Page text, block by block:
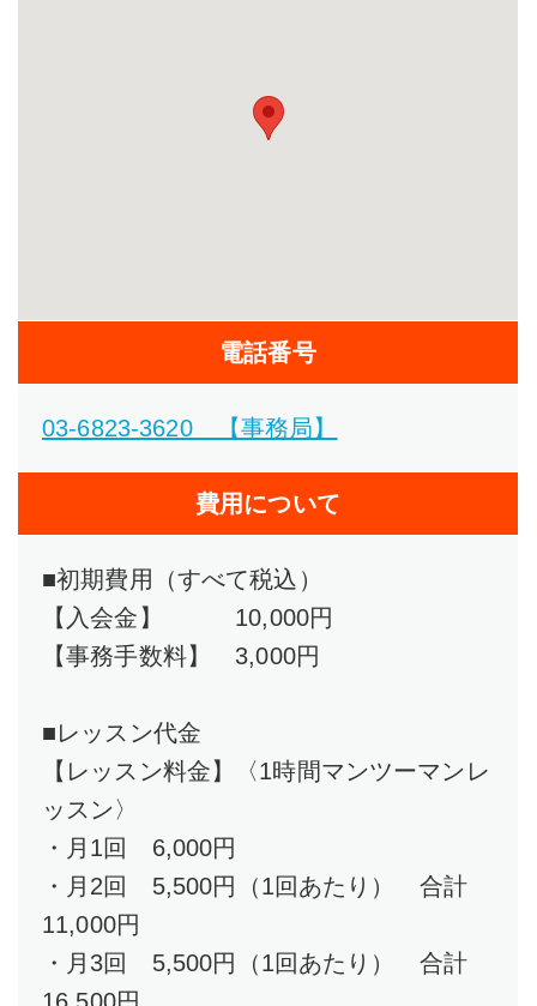
電話番号
03-6823-3620 【事務局】
費用について
■初期費用（すべて税込）
【入会金】 10,000円
【事務手数料】 3,000円
■レッスン代金
【レッスン料金】〈1時間マンツーマンレ
ッスン〉
・月1回 6,000円
・月2回 5,500円（1回あたり） 合計
11,000円
・月3回 5,500円（1回あたり） 合計
16,500円